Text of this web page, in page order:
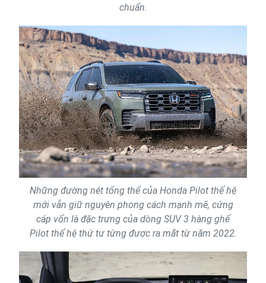
chuẩn.
Những đường nét tổng thể của Honda Pilot thế hệ
mới vẫn giữ nguyên phong cách mạnh mẽ, cứng
cáp vốn là đặc trưng của dòng SUV 3 hàng ghế
Pilot thế hệ thứ tư từng được ra mắt từ năm 2022.